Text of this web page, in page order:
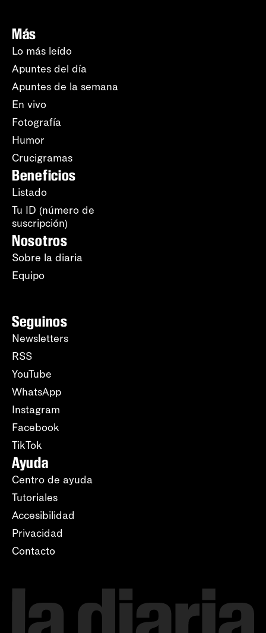
Más
Lo más leído
Apuntes del día
Apuntes de la semana
En vivo
Fotografía
Humor
Crucigramas
Beneficios
Listado
Tu ID (número de
suscripción)
Nosotros
Sobre la diaria
Equipo
Seguinos
Newsletters
RSS
YouTube
WhatsApp
Instagram
Facebook
TikTok
Ayuda
Centro de ayuda
Tutoriales
Accesibilidad
Privacidad
Contacto